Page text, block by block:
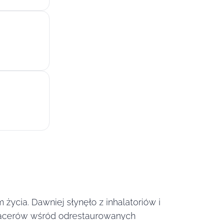
Dawniej słynęło z inhalatoriów i
wśród odrestaurowanych